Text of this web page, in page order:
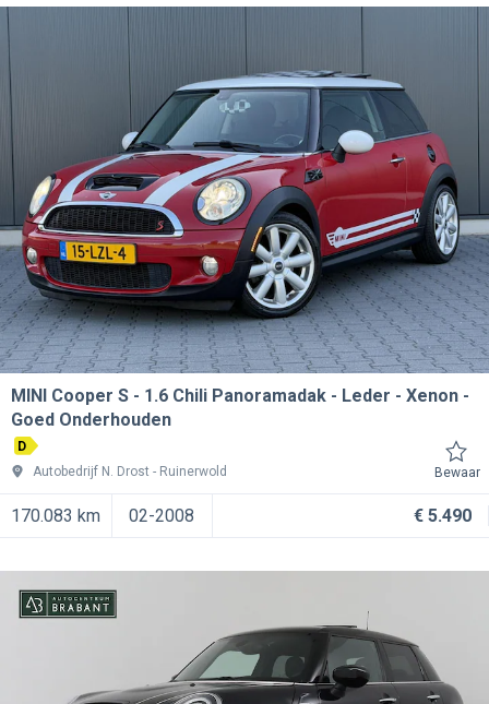
MINI Cooper S
1.6 Chili Panoramadak - Leder - Xenon -
Goed Onderhouden
D
Autobedrijf N. Drost
Ruinerwold Bewaar
170.083 km 02-2008 € 5.490